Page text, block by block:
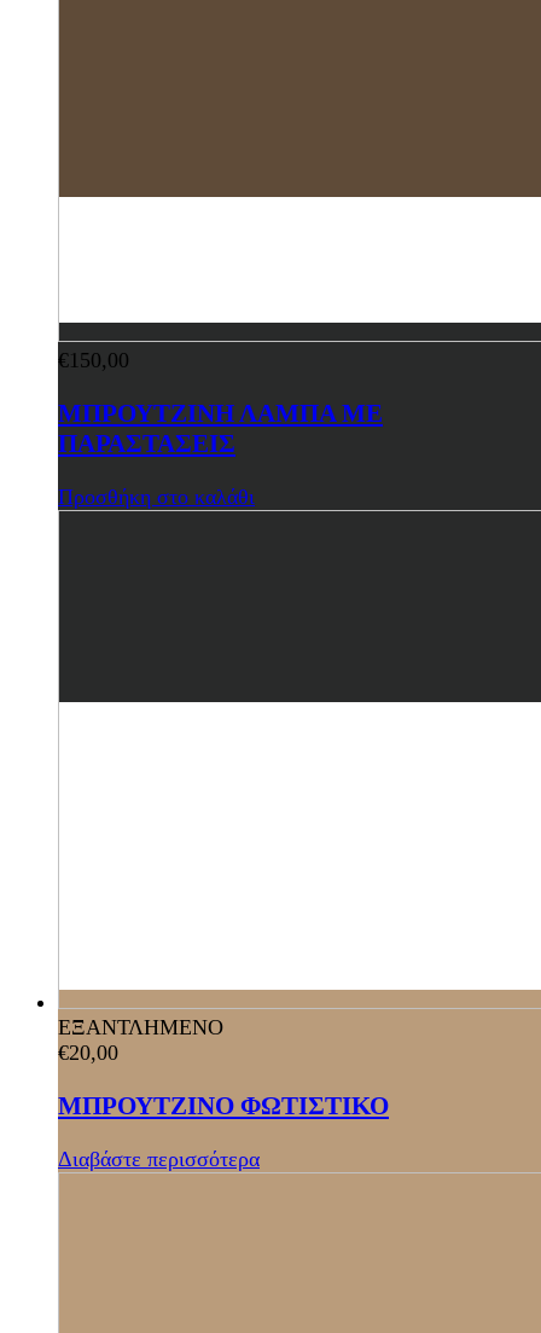
€150,00
ΜΠΡΟΥΤΖΙΝΗ ΛΑΜΠΑ ΜΕ
ΠΑΡΑΣΤΑΣΕΙΣ
Προσθήκη στο καλάθι
ΕΞΑΝΤΛΗΜΕΝΟ
€20,00
ΜΠΡΟΥΤΖΙΝΟ ΦΩΤΙΣΤΙΚΟ
Διαβάστε περισσότερα